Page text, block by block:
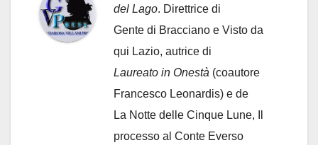
del Lago. Direttrice di
Gente di Bracciano e Visto da
qui Lazio, autrice di
Laureato in Onestà (coautore
Francesco Leonardis) e de
La Notte delle Cinque Lune, Il
processo al Conte Everso